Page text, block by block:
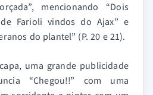
mencionando “Dois
de Farioli vindos do Ajax” e
do plantel” (P. 20 e 21).
uma grande publicidade
“Chegou!!” com uma